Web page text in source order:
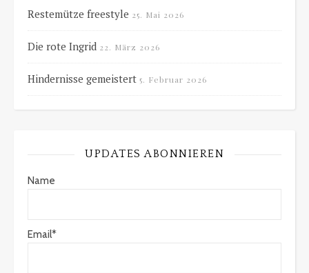
Restemütze freestyle 25. Mai 2026
Die rote Ingrid 22. März 2026
Hindernisse gemeistert 5. Februar 2026
UPDATES ABONNIEREN
Name
Email*